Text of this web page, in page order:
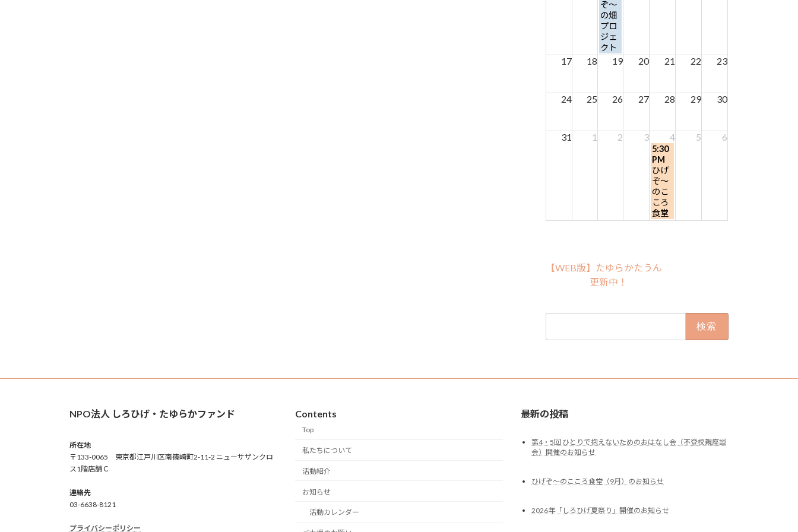
8
月
12th
2026
ぞ～
の畑
プロ
ジェ
クト
17 18 19 20 21 22 23
24 25 26 27 28 29 30
31 1 2 3 4 5 6
金
曜
日,
9
月
4th
2026
5:30
PM
ひげ
ぞ～
のこ
ころ
食堂
【WEB版】たゆらかたうん
更新中！
NPO法人 しろひげ・たゆらかファンド
所在地
〒133-0065 東京都江戸川区南篠崎町2-11-2 ニューサザンクロ
ス1階店舗Ｃ
連絡先
03-6638-8121
プライバシーポリシー
Contents
Top
私たちについて
活動紹介
お知らせ
活動カレンダー
最新の投稿
第4・5回 ひとりで抱えないためのおはなし会（不登校親座談
会）開催のお知らせ
ひげぞ～のこころ食堂（9月）のお知らせ
2026年「しろひげ夏祭り」開催のお知らせ